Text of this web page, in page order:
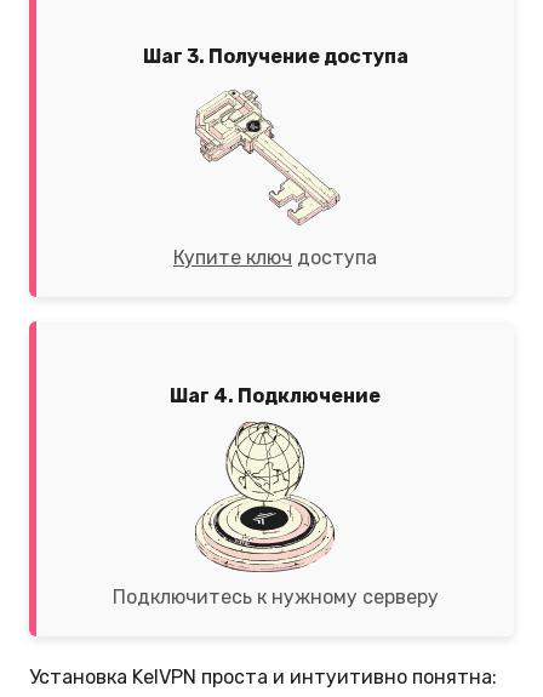
Шаг 3. Получение доступа
Купите ключ доступа
Шаг 4. Подключение
Подключитесь к нужному серверу
Установка KelVPN проста и интуитивно понятна: